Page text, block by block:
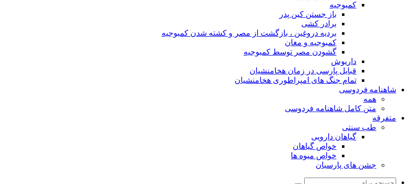
کمبوجیه
باز جستن کین پدر
برادر کشی
بردیه دروغین ، بازگشت از مصر و کشته شدن کمبوجیه
کمبوجیه و مغان
گشودن مصر توسط کمبوجیه
داریوش
قبایل پارسی در زمان هخامنشیان
تمام جنگ های امپراطوری هخامنشیان
شاهنامه فردوسی
همه
متن کامل شاهنامه فردوسی
متفرقه
طب سنتی
گیاهان دارویی
خواص گیاهان
خواص میوه ها
جشن های پارسیان